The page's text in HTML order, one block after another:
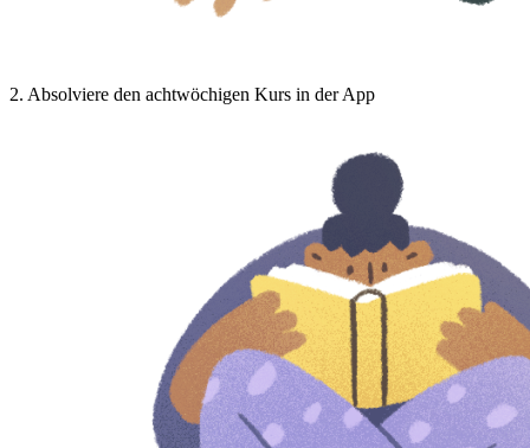
2. Absolviere den achtwöchigen Kurs in der App